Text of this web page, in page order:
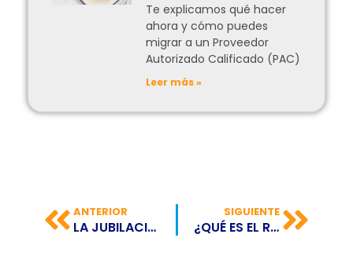
Te explicamos qué hacer
ahora y cómo puedes
migrar a un Proveedor
Autorizado Calificado (PAC)
Leer más »
ANTERIOR
LA JUBILACIÓN SE CONVIERTE EN UN DESAFÍO PARA EL MUNDO
SIGUIENTE
¿QUÉ ES EL RPA O AUTOMATIZACIÓN DE PROCESOS?